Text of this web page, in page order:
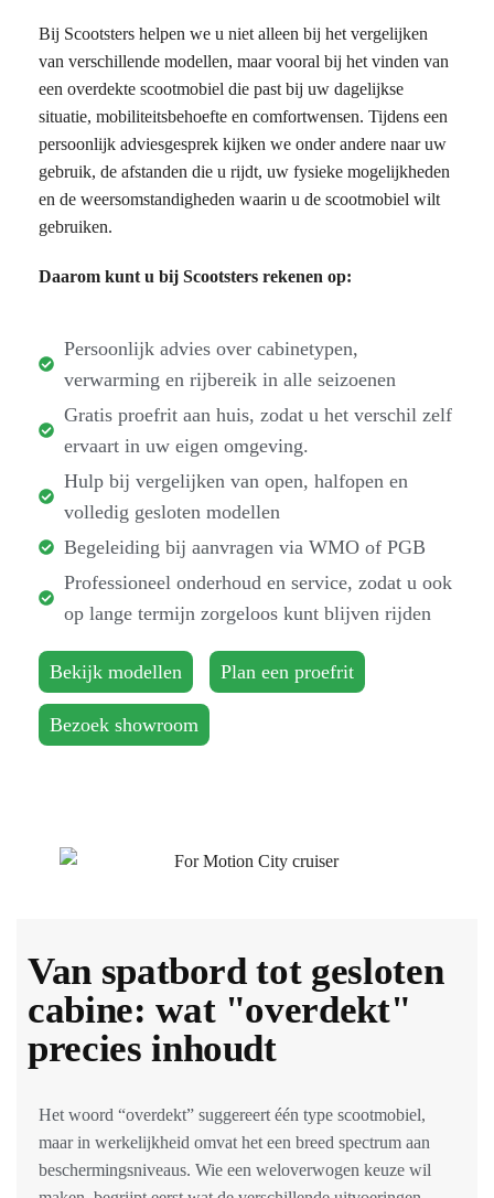
Bij Scootsters helpen we u niet alleen bij het vergelijken
van verschillende modellen, maar vooral bij het vinden van
een overdekte scootmobiel die past bij uw dagelijkse
situatie, mobiliteitsbehoefte en comfortwensen. Tijdens een
persoonlijk adviesgesprek kijken we onder andere naar uw
gebruik, de afstanden die u rijdt, uw fysieke mogelijkheden
en de weersomstandigheden waarin u de scootmobiel wilt
gebruiken.
Daarom kunt u bij Scootsters rekenen op:
Persoonlijk advies over cabinetypen,
verwarming en rijbereik in alle seizoenen
Gratis proefrit aan huis, zodat u het verschil zelf
ervaart in uw eigen omgeving.
Hulp bij vergelijken van open, halfopen en
volledig gesloten modellen
Begeleiding bij aanvragen via WMO of PGB
Professioneel onderhoud en service, zodat u ook
op lange termijn zorgeloos kunt blijven rijden
Bekijk modellen Plan een proefrit
Bezoek showroom
Van spatbord tot gesloten
cabine: wat "overdekt"
precies inhoudt
Het woord “overdekt” suggereert één type scootmobiel,
maar in werkelijkheid omvat het een breed spectrum aan
beschermingsniveaus. Wie een weloverwogen keuze wil